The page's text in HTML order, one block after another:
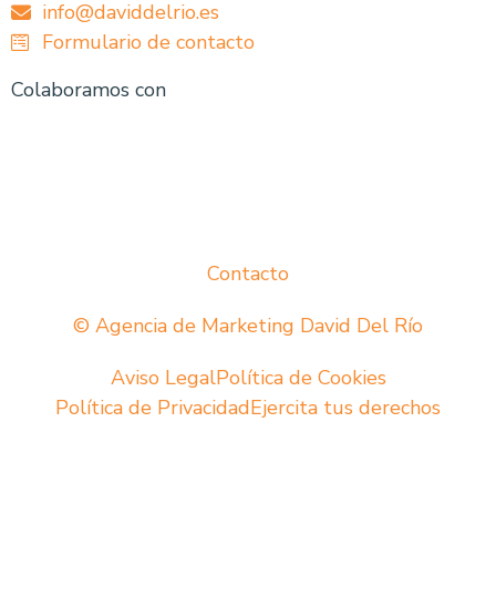
info@daviddelrio.es
Formulario de contacto
Colaboramos con
Aviso LegalPolítica de Cookies
Política de PrivacidadEjercita tus derechos
© Agencia de Marketing David Del Río
Contacto